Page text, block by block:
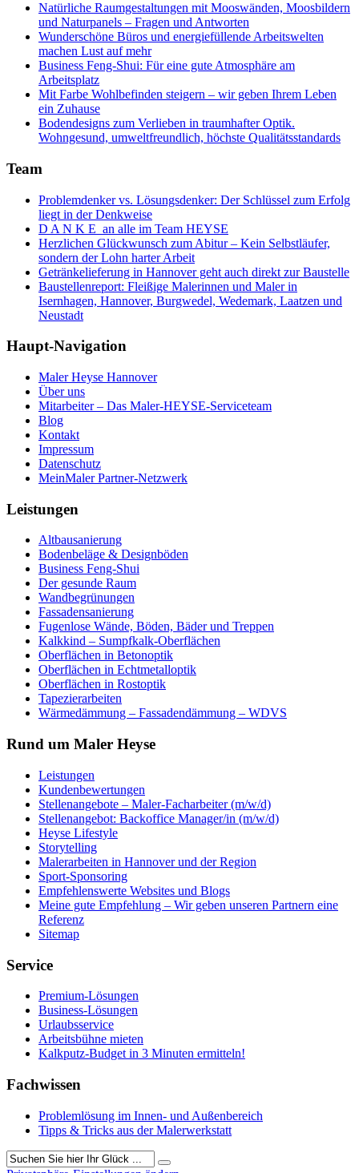
Natürliche Raumgestaltungen mit Mooswänden, Moosbildern
und Naturpanels – Fragen und Antworten
Wunderschöne Büros und energiefüllende Arbeitswelten
machen Lust auf mehr
Business Feng-Shui: Für eine gute Atmosphäre am
Arbeitsplatz
Mit Farbe Wohlbefinden steigern – wir geben Ihrem Leben
ein Zuhause
Bodendesigns zum Verlieben in traumhafter Optik.
Wohngesund, umweltfreundlich, höchste Qualitätsstandards
Team
Problemdenker vs. Lösungsdenker: Der Schlüssel zum Erfolg
liegt in der Denkweise
D A N K E an alle im Team HEYSE
Herzlichen Glückwunsch zum Abitur – Kein Selbstläufer,
sondern der Lohn harter Arbeit
Getränkelieferung in Hannover geht auch direkt zur Baustelle
Baustellenreport: Fleißige Malerinnen und Maler in
Isernhagen, Hannover, Burgwedel, Wedemark, Laatzen und
Neustadt
Haupt-Navigation
Maler Heyse Hannover
Über uns
Mitarbeiter – Das Maler-HEYSE-Serviceteam
Blog
Kontakt
Impressum
Datenschutz
MeinMaler Partner-Netzwerk
Leistungen
Altbausanierung
Bodenbeläge & Designböden
Business Feng-Shui
Der gesunde Raum
Wandbegrünungen
Fassadensanierung
Fugenlose Wände, Böden, Bäder und Treppen
Kalkkind – Sumpfkalk-Oberflächen
Oberflächen in Betonoptik
Oberflächen in Echtmetalloptik
Oberflächen in Rostoptik
Tapezierarbeiten
Wärmedämmung – Fassadendämmung – WDVS
Rund um Maler Heyse
Leistungen
Kundenbewertungen
Stellenangebote – Maler-Facharbeiter (m/w/d)
Stellenangebot: Backoffice Manager/in (m/w/d)
Heyse Lifestyle
Storytelling
Malerarbeiten in Hannover und der Region
Sport-Sponsoring
Empfehlenswerte Websites und Blogs
Meine gute Empfehlung – Wir geben unseren Partnern eine
Referenz
Sitemap
Service
Premium-Lösungen
Business-Lösungen
Urlaubsservice
Arbeitsbühne mieten
Kalkputz-Budget in 3 Minuten ermitteln!
Fachwissen
Problemlösung im Innen- und Außenbereich
Tipps & Tricks aus der Malerwerkstatt